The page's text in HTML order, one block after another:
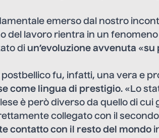
emerso dal nostro
del lavoro rientra in un
di un’evoluzione avvenuta «su
postbellico fu, infatti, una vera e
come lingua di prestigio. «Lo
è però diverso da quello di cui
collegato con il
contatto con il resto del mondo